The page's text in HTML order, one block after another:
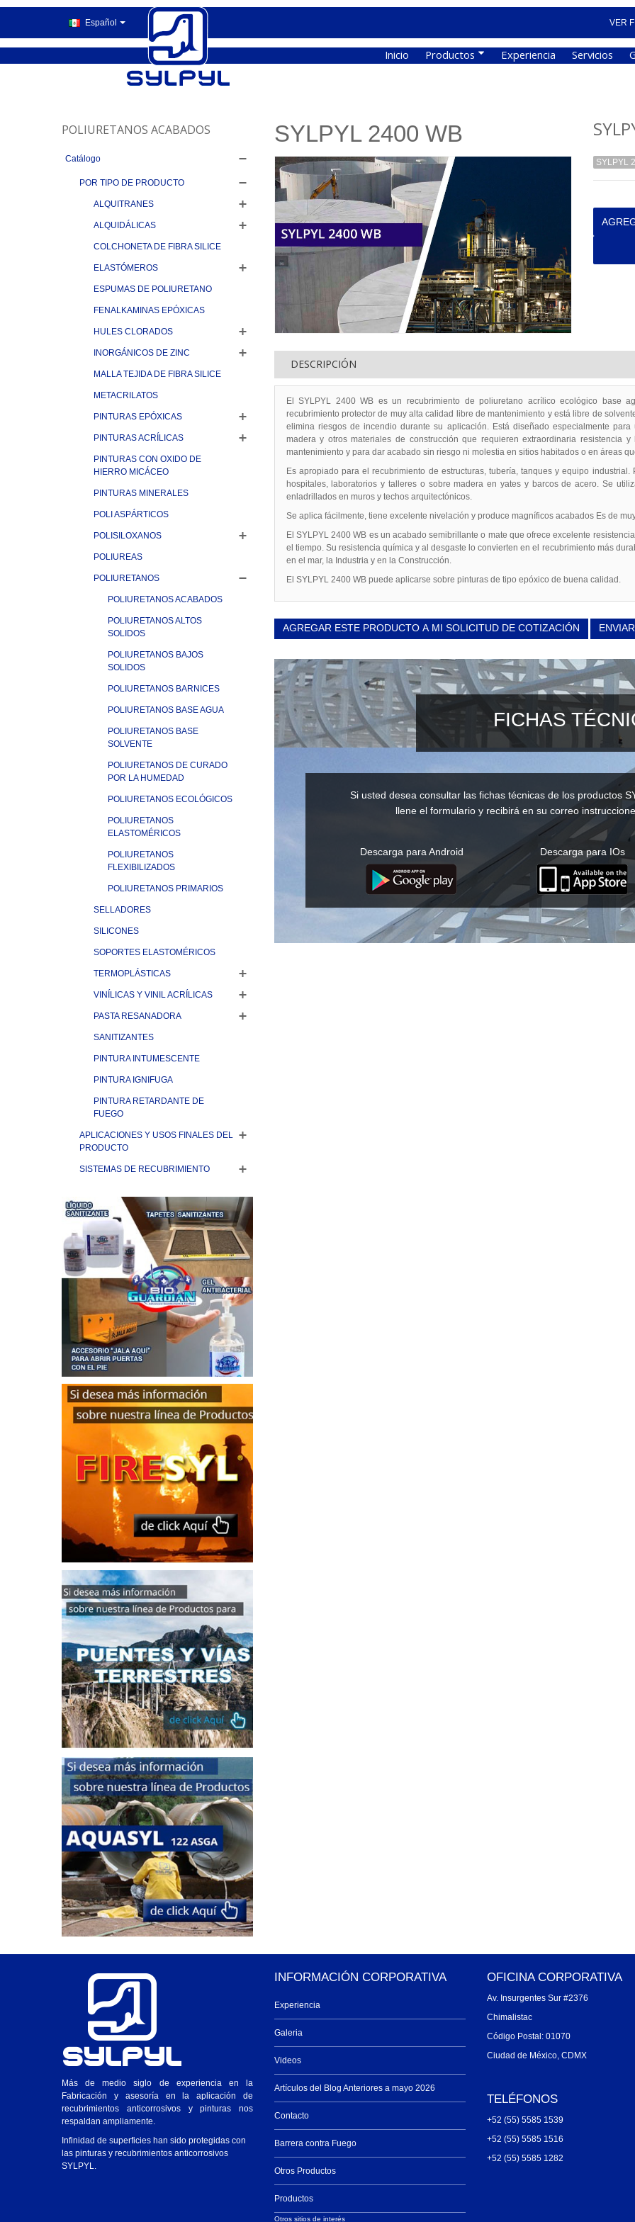
Español VER
Inicio Productos Experiencia Servicios
POLIURETANOS ACABADOS
Catálogo
POR TIPO DE PRODUCTO
ALQUITRANES
ALQUIDÁLICAS
COLCHONETA DE FIBRA SILICE
ELASTÓMEROS
ESPUMAS DE POLIURETANO
FENALKAMINAS EPÓXICAS
HULES CLORADOS
INORGÁNICOS DE ZINC
MALLA TEJIDA DE FIBRA SILICE
METACRILATOS
PINTURAS EPÓXICAS
PINTURAS ACRÍLICAS
PINTURAS CON OXIDO DE
HIERRO MICÁCEO
PINTURAS MINERALES
POLI ASPÁRTICOS
POLISILOXANOS
POLIUREAS
POLIURETANOS
POLIURETANOS ACABADOS
POLIURETANOS ALTOS
SOLIDOS
POLIURETANOS BAJOS
SOLIDOS
POLIURETANOS BARNICES
POLIURETANOS BASE AGUA
POLIURETANOS BASE
SOLVENTE
POLIURETANOS DE CURADO
POR LA HUMEDAD
POLIURETANOS ECOLÓGICOS
POLIURETANOS
ELASTOMÉRICOS
POLIURETANOS
FLEXIBILIZADOS
POLIURETANOS PRIMARIOS
SELLADORES
SILICONES
SOPORTES ELASTOMÉRICOS
TERMOPLÁSTICAS
VINÍLICAS Y VINIL ACRÍLICAS
PASTA RESANADORA
SANITIZANTES
PINTURA INTUMESCENTE
PINTURA IGNIFUGA
PINTURA RETARDANTE DE
FUEGO
APLICACIONES Y USOS FINALES DEL
PRODUCTO
SISTEMAS DE RECUBRIMIENTO
SYLPYL 2400 WB
SYLPYL
DESCRIPCIÓN
El SYLPYL 2400 WB es un recubrimiento de poliuretano acrílico ecológico base
recubrimiento protector de muy alta calidad libre de mantenimiento y está libre de
elimina riesgos de incendio durante su aplicación. Está diseñado especialmente
madera y otros materiales de construcción que requieren extraordinaria resistencia
mantenimiento y para dar acabado sin riesgo ni molestia en sitios habitados o en áreas
Es apropiado para el recubrimiento de estructuras, tubería, tanques y equipo
hospitales, laboratorios y talleres o sobre madera en yates y barcos de acero. Se
enladrillados en muros y techos arquitectónicos.
Se aplica fácilmente, tiene excelente nivelación y produce magníficos acabados Es de
El SYLPYL 2400 WB es un acabado semibrillante o mate que ofrece excelente
el tiempo. Su resistencia química y al desgaste lo convierten en el recubrimiento más
en el mar, la Industria y en la Construcción.
El SYLPYL 2400 WB puede aplicarse sobre pinturas de tipo epóxico de buena calidad.
AGREGAR ESTE PRODUCTO A MI SOLICITUD DE COTIZACIÓN
FICHAS
Si usted desea consultar las fichas técnicas de los productos
llene el formulario y recibirá en su correo
Descarga para Android Descarga para IOs
Más de medio siglo de experiencia en la
Fabricación y asesoría en la aplicación de
recubrimientos anticorrosivos y pinturas nos
respaldan ampliamente.
Infinidad de superficies han sido protegidas con
las pinturas y recubrimientos anticorrosivos
SYLPYL.
INFORMACIÓN CORPORATIVA
Experiencia
Galeria
Videos
Artículos del Blog Anteriores a mayo 2026
Contacto
Barrera contra Fuego
Otros Productos
Productos
Otros sitios de interés
OFICINA CORPORATIVA
Av. Insurgentes Sur #2376
Chimalistac
Código Postal: 01070
Ciudad de México, CDMX
TELÉFONOS
+52 (55) 5585 1539
+52 (55) 5585 1516
+52 (55) 5585 1282